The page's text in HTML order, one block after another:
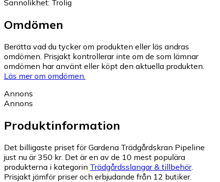
Sannolikhet: Trolig
Omdömen
Berätta vad du tycker om produkten eller läs andras
omdömen. Prisjakt kontrollerar inte om de som lämnar
omdömen har använt eller köpt den aktuella produkten.
Läs mer om omdömen.
Annons
Annons
Produktinformation
Det billigaste priset för Gardena Trädgårdskran Pipeline
just nu är 350 kr. Det är en av de 10 mest populära
produkterna i kategorin Trädgårdsslangar & tillbehör.
Prisjakt jämför priser och erbjudande från 12 butiker.